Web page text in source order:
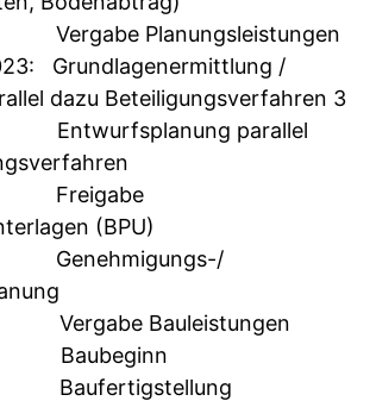
Planungsleistungen
Grundlagenermittlung /
dazu Beteiligungsverfahren 3
Entwurfsplanung parallel
(BPU)
Genehmigungs-/
Vergabe Bauleistungen